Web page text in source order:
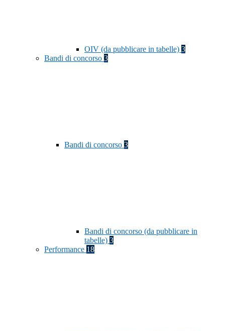
OIV (da pubblicare in tabelle) 3
Bandi di concorso 3
Bandi di concorso 3
Bandi di concorso (da pubblicare in
tabelle) 3
Performance 18